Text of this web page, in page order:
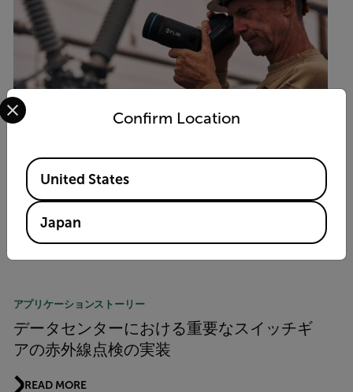
原理
NFPA 70B 2023: New Guidelines for
Electric Inspections
READ MORE
アプリケーションストーリー
データセンターにおける重要なスイッチギ
アの赤外線点検の実装
READ MORE
Confirm Location
Select your preferred country and language from the
Available Locations
United States
Japan